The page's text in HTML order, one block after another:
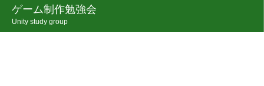
ゲーム制作勉強会
Unity study group